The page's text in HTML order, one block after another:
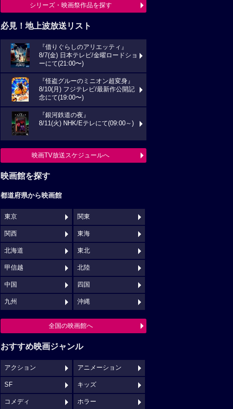
シリーズ・映画祭作品を探す
必見！地上波放送リスト
『借りぐらしのアリエッティ』
8/7(金) 日本テレビ/金曜ロードショ
ーにて(21:00〜)
『怪盗グルーのミニオン超変身』
8/10(月) フジテレビ/最新作公開記
念にて(19:00〜)
『銀河鉄道の夜』
8/11(火) NHK/Eテレにて(09:00～)
映画TV放送スケジュールへ
映画館を探す
都道府県から映画館
東京 関東
関西 東海
北海道 東北
甲信越 北陸
中国 四国
九州 沖縄
全国の映画館へ
おすすめ映画ジャンル
アクション アニメーション
SF キッズ
コメディ ホラー